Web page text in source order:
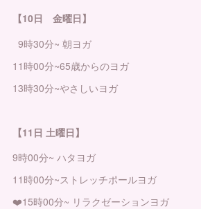
【10日 金曜日】
9時30分~ 朝ヨガ
11時00分~65歳からのヨガ
13時30分~やさしいヨガ
【11日 土曜日】
9時00分~ ハタヨガ
11時00分~ストレッチポールヨガ
❤️15時00分~ リラクゼーションヨガ